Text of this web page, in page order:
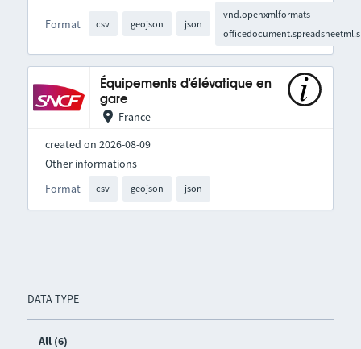
DATA TYPE
All (6)
Format csv geojson json
vnd.openxmlformats-
Équipements d'élévatique en
gare
France
created on 2026-08-09
Format csv geojson json
Other informations